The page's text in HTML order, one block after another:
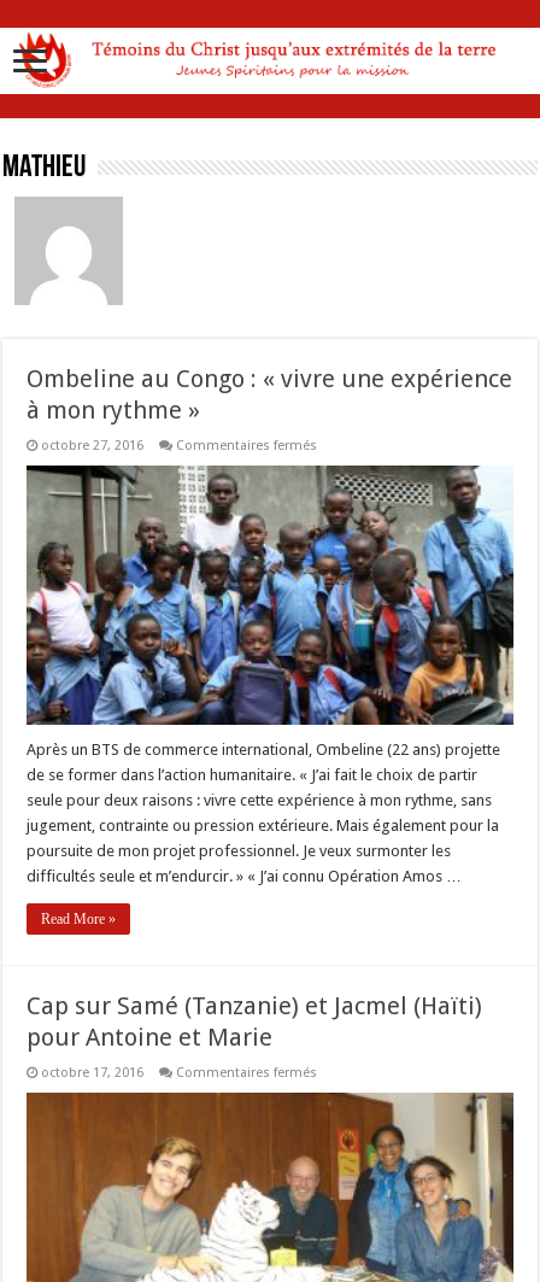
Mathieu
Ombeline au Congo : « vivre une expérience
à mon rythme »
octobre 27, 2016 Commentaires fermés
au
Congo
:
« vivre
une
expérience
à
mon
rythme »
Après un BTS de commerce international, Ombeline (22 ans) projette
de se former dans l’action humanitaire. « J’ai fait le choix de partir
seule pour deux raisons : vivre cette expérience à mon rythme, sans
jugement, contrainte ou pression extérieure. Mais également pour la
poursuite de mon projet professionnel. Je veux surmonter les
difficultés seule et m’endurcir. » « J’ai connu Opération Amos …
Read More »
Cap sur Samé (Tanzanie) et Jacmel (Haïti)
pour Antoine et Marie
octobre 17, 2016 Commentaires fermés
sur
(Tanzanie)
Jacmel
(Haïti)
pour
Antoine
Marie